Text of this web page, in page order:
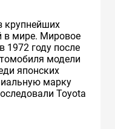
крупнейших
в мире. Мировое
1972 году после
модели
японских
марку
Toyota